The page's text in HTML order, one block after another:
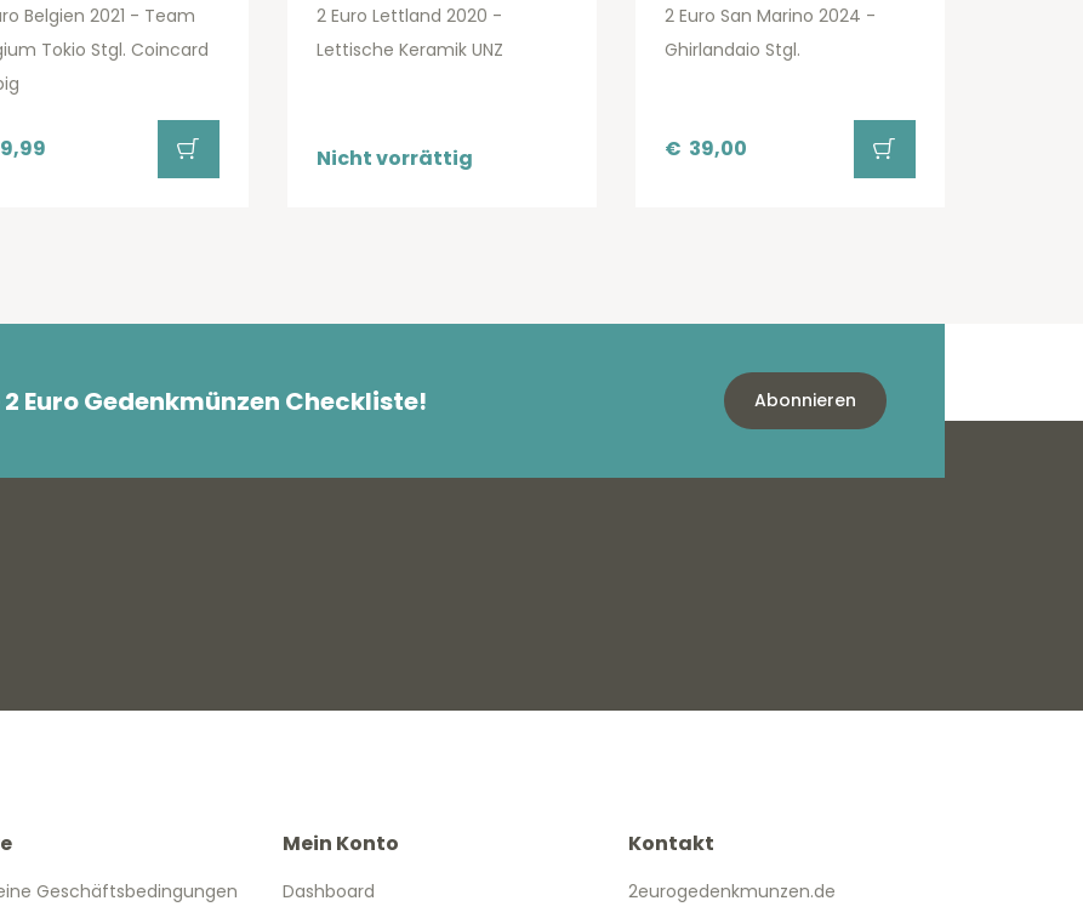
Belgien 2021 - Team
Tokio Stgl. Coincard
2 Euro Lettland 2020 -
Lettische Keramik UNZ
Nicht vorrättig
2 Euro San Marino 2024 -
Ghirlandaio Stgl.
€ 39,00
2 Euro Gedenkmünzen Checkliste! Abonnieren
Geschäftsbedingungen
Mein Konto
Dashboard
Kontakt
2eurogedenkmunzen.de